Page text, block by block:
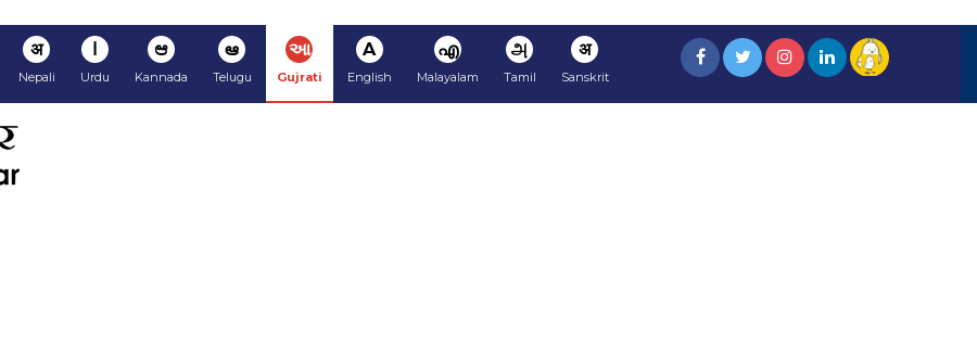
अ
Nepali
ا
Urdu
ಆ
Kannada
ఆ
Telugu
આ
Gujrati
A
English
എ
Malayalam
அ
Tamil
अ
Sanskrit